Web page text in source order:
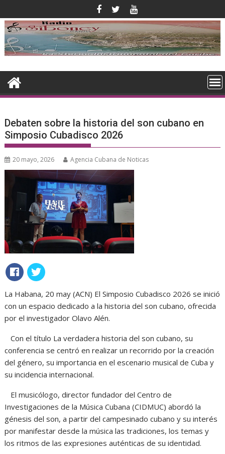
al
contenido
Debaten sobre la historia del son cubano en
Simposio Cubadisco 2026
20 mayo, 2026 Agencia Cubana de Noticas
La Habana, 20 may (ACN) El Simposio Cubadisco 2026 se inició
con un espacio dedicado a la historia del son cubano, ofrecida
por el investigador Olavo Alén.
Con el título La verdadera historia del son cubano, su
conferencia se centró en realizar un recorrido por la creación
del género, su importancia en el escenario musical de Cuba y
su incidencia internacional.
El musicólogo, director fundador del Centro de
Investigaciones de la Música Cubana (CIDMUC) abordó la
génesis del son, a partir del campesinado cubano y su interés
por manifestar desde la música las tradiciones, los temas y
los ritmos de las expresiones auténticas de su identidad.